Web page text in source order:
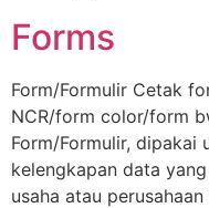
Forms
Form/Formulir Cetak
NCR/form color/form
Form/Formulir, dipakai
kelengkapan data
usaha atau